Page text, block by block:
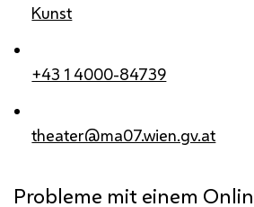
Kunst
+43 1 4000-84739
theater@ma07.wien.gv.at
Probleme mit einem